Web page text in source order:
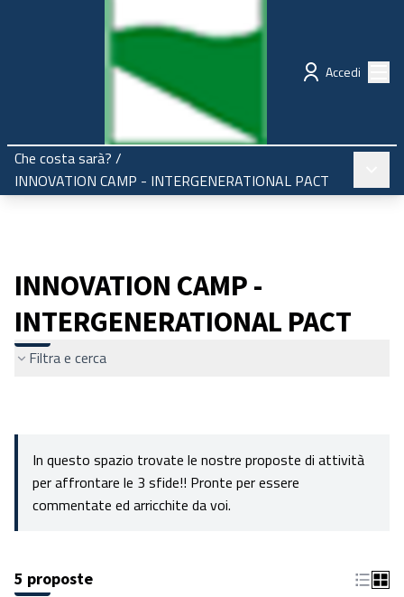
Regione Emilia-Romagna Partecipazione
Accedi
Che costa sarà? /
INNOVATION CAMP - INTERGENERATIONAL PACT
INNOVATION CAMP -
INTERGENERATIONAL PACT
Filtra e cerca
In questo spazio trovate le nostre proposte di attività
per affrontare le 3 sfide!! Pronte per essere
commentate ed arricchite da voi.
5 proposte